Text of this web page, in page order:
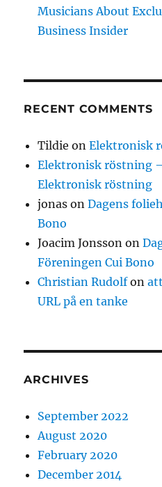
Musicians About
Business Insider
RECENT COMMENTS
Tildie onElektronisk
Elektronisk röstning
Elektronisk röstning
jonas onDagens
Bono
Joacim Jonsson on
Föreningen Cui Bono
Christian Rudolfon
URL på en tanke
ARCHIVES
September 2022
August 2020
February 2020
December 2014